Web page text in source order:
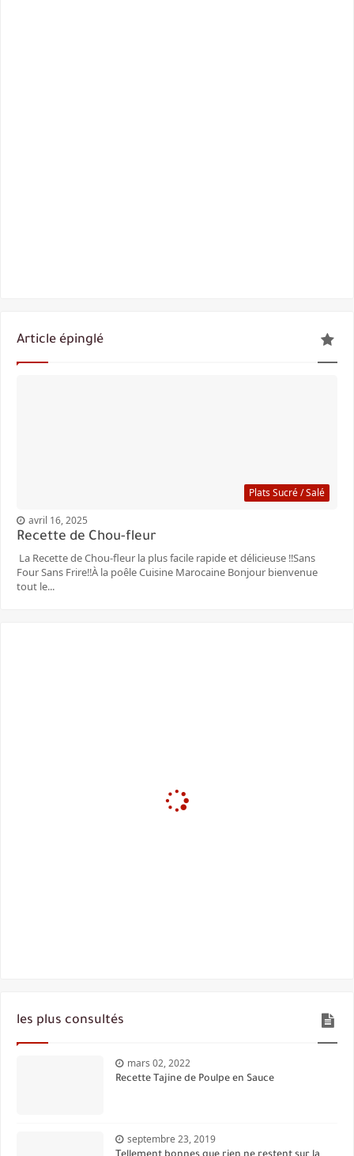
Article épinglé
Plats Sucré / Salé
avril 16, 2025
Recette de Chou-fleur
La Recette de Chou-fleur la plus facile rapide et délicieuse ‼️Sans
Four Sans Frire‼️À la poêle Cuisine Marocaine Bonjour bienvenue
tout le...
les plus consultés
mars 02, 2022
Recette Tajine de Poulpe en Sauce
septembre 23, 2019